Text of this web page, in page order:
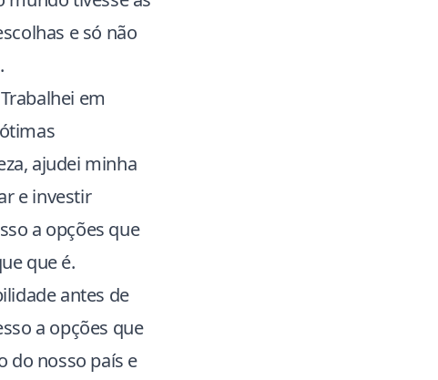
e só não
em
ajudei minha
e investir
a opções que
que é.
antes de
a opções que
do nosso país e